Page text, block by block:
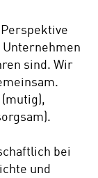
sind. Wir
bei
und